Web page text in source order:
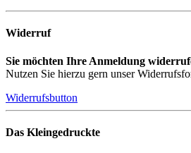
Widerruf
Sie möchten Ihre Anmeldung
Nutzen Sie hierzu gern unser
Widerrufsbutton
Das Kleingedruckte